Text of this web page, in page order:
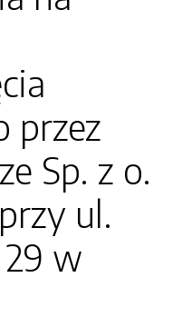
przez
Sp. z o.
ul.
w